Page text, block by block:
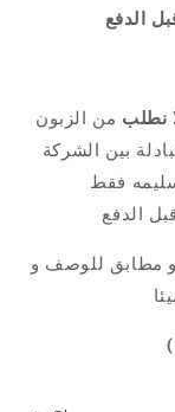
الدفع
نطلب من الزبون
بين الشركة
فقط
و مطابق للوصف و